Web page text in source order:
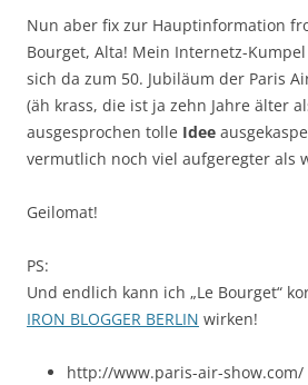
Nun aber fix zur Hauptinformation
Bourget, Alta! Mein Internetz-Kumpel
sich da zum 50. Jubiläum der Paris
(äh krass, die ist ja zehn Jahre älter
ausgesprochen tolle Idee
vermutlich noch viel aufgeregter als
Geilomat!
PS:
Und endlich kann ich „Le Bourget“
IRON BLOGGER BERLIN wirken!
http://www.paris-air-show.com/